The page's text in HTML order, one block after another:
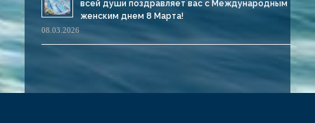
всей души поздравляет вас с Международным
женским днем 8 Марта!
08.03.2026